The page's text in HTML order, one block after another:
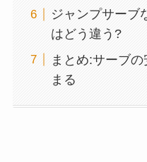
ジャンプサーブ
はどう違う?
まとめ:サーブ
まる